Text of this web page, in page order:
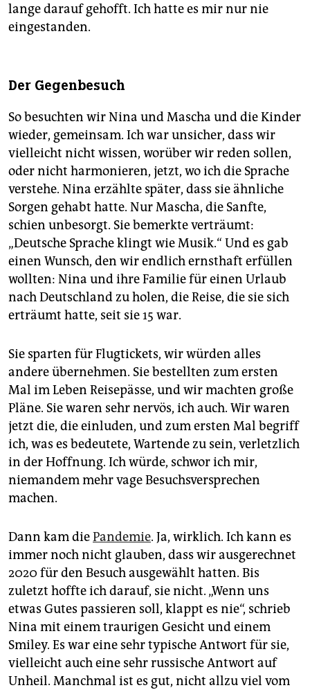
lange darauf gehofft. Ich hatte es mir nur nie
eingestanden.
Der Gegenbesuch
So besuchten wir Nina und Mascha und die Kinder
wieder, gemeinsam. Ich war unsicher, dass wir
vielleicht nicht wissen, worüber wir reden sollen,
oder nicht harmonieren, jetzt, wo ich die Sprache
verstehe. Nina erzählte später, dass sie ähnliche
Sorgen gehabt hatte. Nur Mascha, die Sanfte,
schien unbesorgt. Sie bemerkte verträumt:
„Deutsche Sprache klingt wie Musik.“ Und es gab
einen Wunsch, den wir endlich ernsthaft erfüllen
wollten: Nina und ihre Familie für einen Urlaub
nach Deutschland zu holen, die Reise, die sie sich
erträumt hatte, seit sie 15 war.
Sie sparten für Flugtickets, wir würden alles
andere übernehmen. Sie bestellten zum ersten
Mal im Leben Reisepässe, und wir machten große
Pläne. Sie waren sehr nervös, ich auch. Wir waren
jetzt die, die einluden, und zum ersten Mal begriff
ich, was es bedeutete, Wartende zu sein, verletzlich
in der Hoffnung. Ich würde, schwor ich mir,
niemandem mehr vage Besuchsversprechen
machen.
Dann kam diePandemie. Ja, wirklich. Ich kann es
immer noch nicht glauben, dass wir ausgerechnet
2020 für den Besuch ausgewählt hatten. Bis
zuletzt hoffte ich darauf, sie nicht. „Wenn uns
etwas Gutes passieren soll, klappt es nie“, schrieb
Nina mit einem traurigen Gesicht und einem
Smiley. Es war eine sehr typische Antwort für sie,
vielleicht auch eine sehr russische Antwort auf
Unheil. Manchmal ist es gut, nicht allzu viel vom